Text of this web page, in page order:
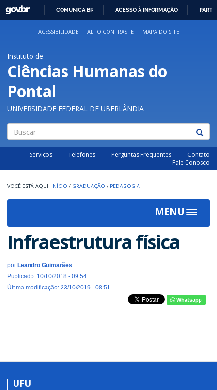
PARA
O
GOVBR
COMUNICA BR ACESSO À INFORMAÇÃO
ACESSIBILIDADE ALTO CONTRASTE MAPA DO SITE
Instituto de
Ciências Humanas do
Pontal
UNIVERSIDADE FEDERAL DE UBERLÂNDIA
Buscar
Serviços Telefones Perguntas Frequentes
Contato
Fale Conosco
INÍCIO / GRADUAÇÃO / PEDAGOGIA
MENU
Toggle
Infraestrutura física
por Leandro Guimarães
Publicado: 10/10/2018 - 09:54
Última modificação: 23/10/2019 - 08:51
Whatsapp
UFU